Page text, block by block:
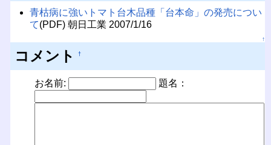
青枯病に強いトマト台木品種「台本命」の発売につい
て(PDF) 朝日工業 2007/1/16
↑
コメント †
お名前: 題名：